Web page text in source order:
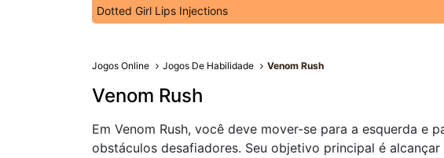
Dotted Girl Lips Injections
Jogos Online Jogos De Habilidade Venom Rush
Venom Rush
Em Venom Rush, você deve mover-se para a esquerda e
obstáculos desafiadores. Seu objetivo principal é